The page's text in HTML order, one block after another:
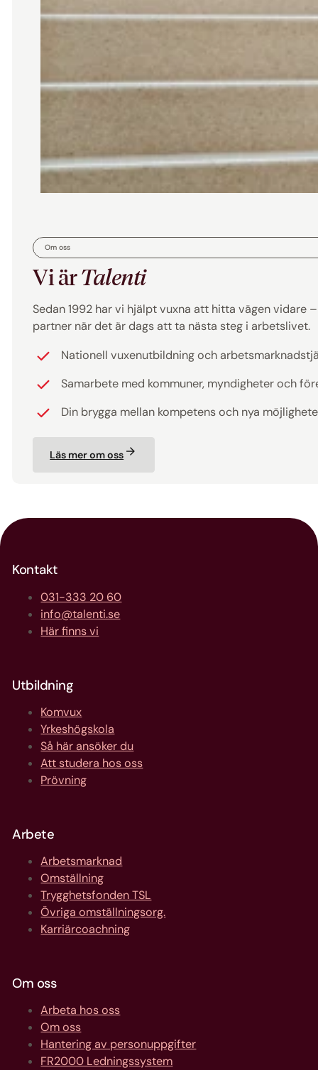
Om oss
Vi ärTalenti
Sedan 1992 har vi hjälpt vuxna att hitta vägen vidare
partner när det är dags att ta nästa steg i arbetslivet.
Nationell vuxenutbildning och
Samarbete med kommuner, myndigheter och
Din brygga mellan kompetens och nya
Läs mer om oss
Kontakt
031-333 20 60
info@talenti.se
Här finns vi
Utbildning
Komvux
Yrkeshögskola
Så här ansöker du
Att studera hos oss
Prövning
Arbete
Arbetsmarknad
Omställning
Trygghetsfonden TSL
Övriga omställningsorg.
Karriärcoachning
Om oss
Arbeta hos oss
Om oss
Hantering av personuppgifter
FR2000 Ledningssystem